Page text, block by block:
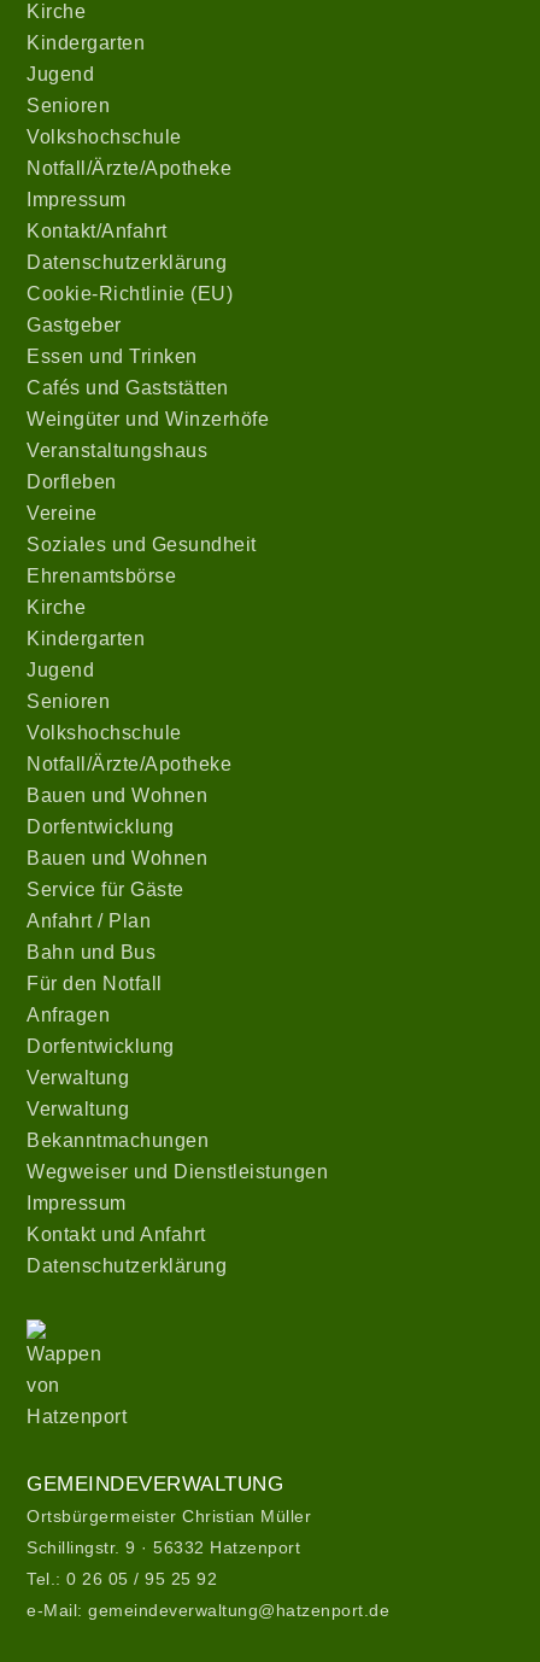
Kirche
Kindergarten
Jugend
Senioren
Volkshochschule
Notfall/Ärzte/Apotheke
Impressum
Kontakt/Anfahrt
Datenschutzerklärung
Cookie-Richtlinie (EU)
Gastgeber
Essen und Trinken
Cafés und Gaststätten
Weingüter und Winzerhöfe
Veranstaltungshaus
Dorfleben
Vereine
Soziales und Gesundheit
Ehrenamtsbörse
Kirche
Kindergarten
Jugend
Senioren
Volkshochschule
Notfall/Ärzte/Apotheke
Bauen und Wohnen
Dorfentwicklung
Bauen und Wohnen
Service für Gäste
Anfahrt / Plan
Bahn und Bus
Für den Notfall
Anfragen
Dorfentwicklung
Verwaltung
Verwaltung
Bekanntmachungen
Wegweiser und Dienstleistungen
Impressum
Kontakt und Anfahrt
Datenschutzerklärung
Wappen
von
Gemeindeverwaltung
GEMEINDEVERWALTUNG
Ortsbürgermeister Christian Müller
Schillingstr. 9 · 56332 Hatzenport
Tel.:0 26 05 / 95 25 92
e-Mail:gemeindeverwaltung@hatzenport.de